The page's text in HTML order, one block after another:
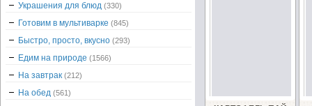
Украшения для блюд (330)
Готовим в мультиварке (845)
Быстро, просто, вкусно (293)
Едим на природе (1566)
На завтрак (212)
На обед (561)